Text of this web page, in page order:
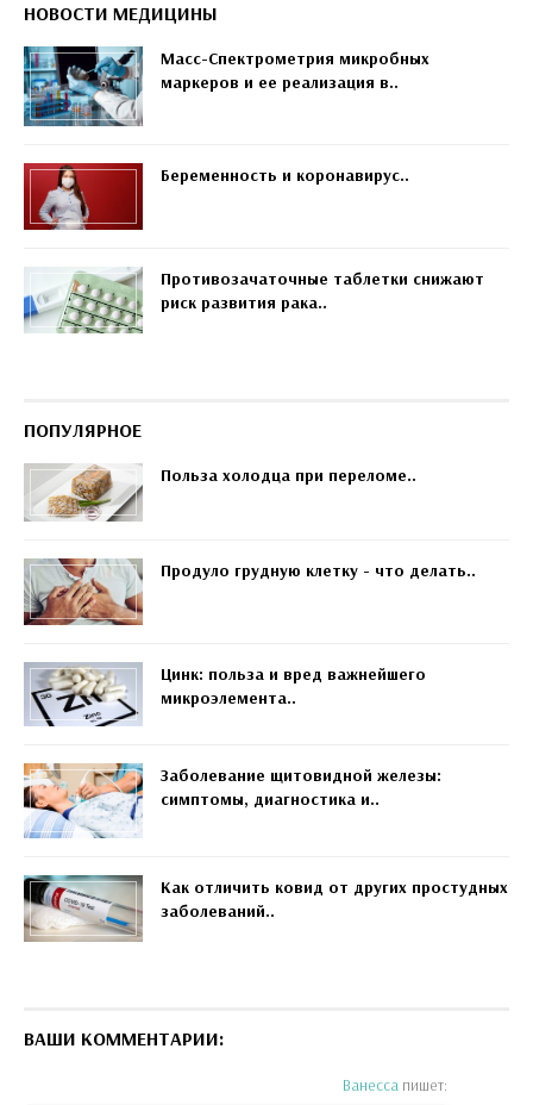
НОВОСТИ МЕДИЦИНЫ
Масс-Спектрометрия микробных
маркеров и ее реализация в..
Беременность и коронавирус..
Противозачаточные таблетки снижают
риск развития рака..
ПОПУЛЯРНОЕ
Польза холодца при переломе..
Продуло грудную клетку - что делать..
Цинк: польза и вред важнейшего
микроэлемента..
Заболевание щитовидной железы:
симптомы, диагностика и..
Как отличить ковид от других простудных
заболеваний..
ВАШИ КОММЕНТАРИИ:
Ванесса пишет: